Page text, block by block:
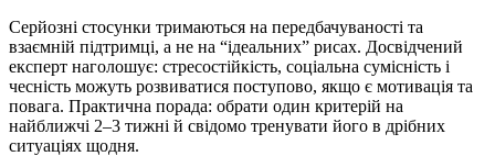
Серйозні стосунки тримаються на передбачуваності та
взаємній підтримці, а не на “ідеальних” рисах. Досвідчений
експерт наголошує: стресостійкість, соціальна сумісність і
чесність можуть розвиватися поступово, якщо є мотивація та
повага. Практична порада: обрати один критерій на
найближчі 2–3 тижні й свідомо тренувати його в дрібних
ситуаціях щодня.